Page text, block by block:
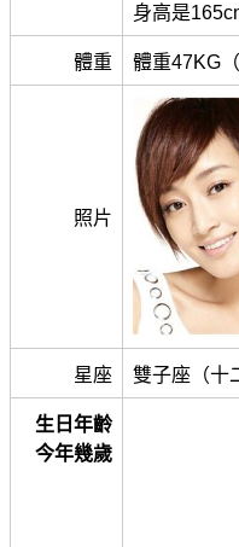
身高是
體重 體重47KG（
照片
星座 雙子座（十
生日年齡
今年幾歲